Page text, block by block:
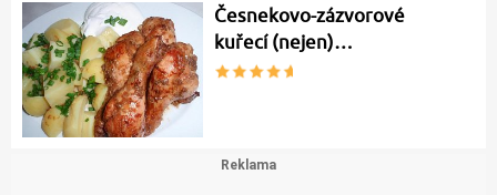
Česnekovo-zázvorové
kuřecí (nejen)…